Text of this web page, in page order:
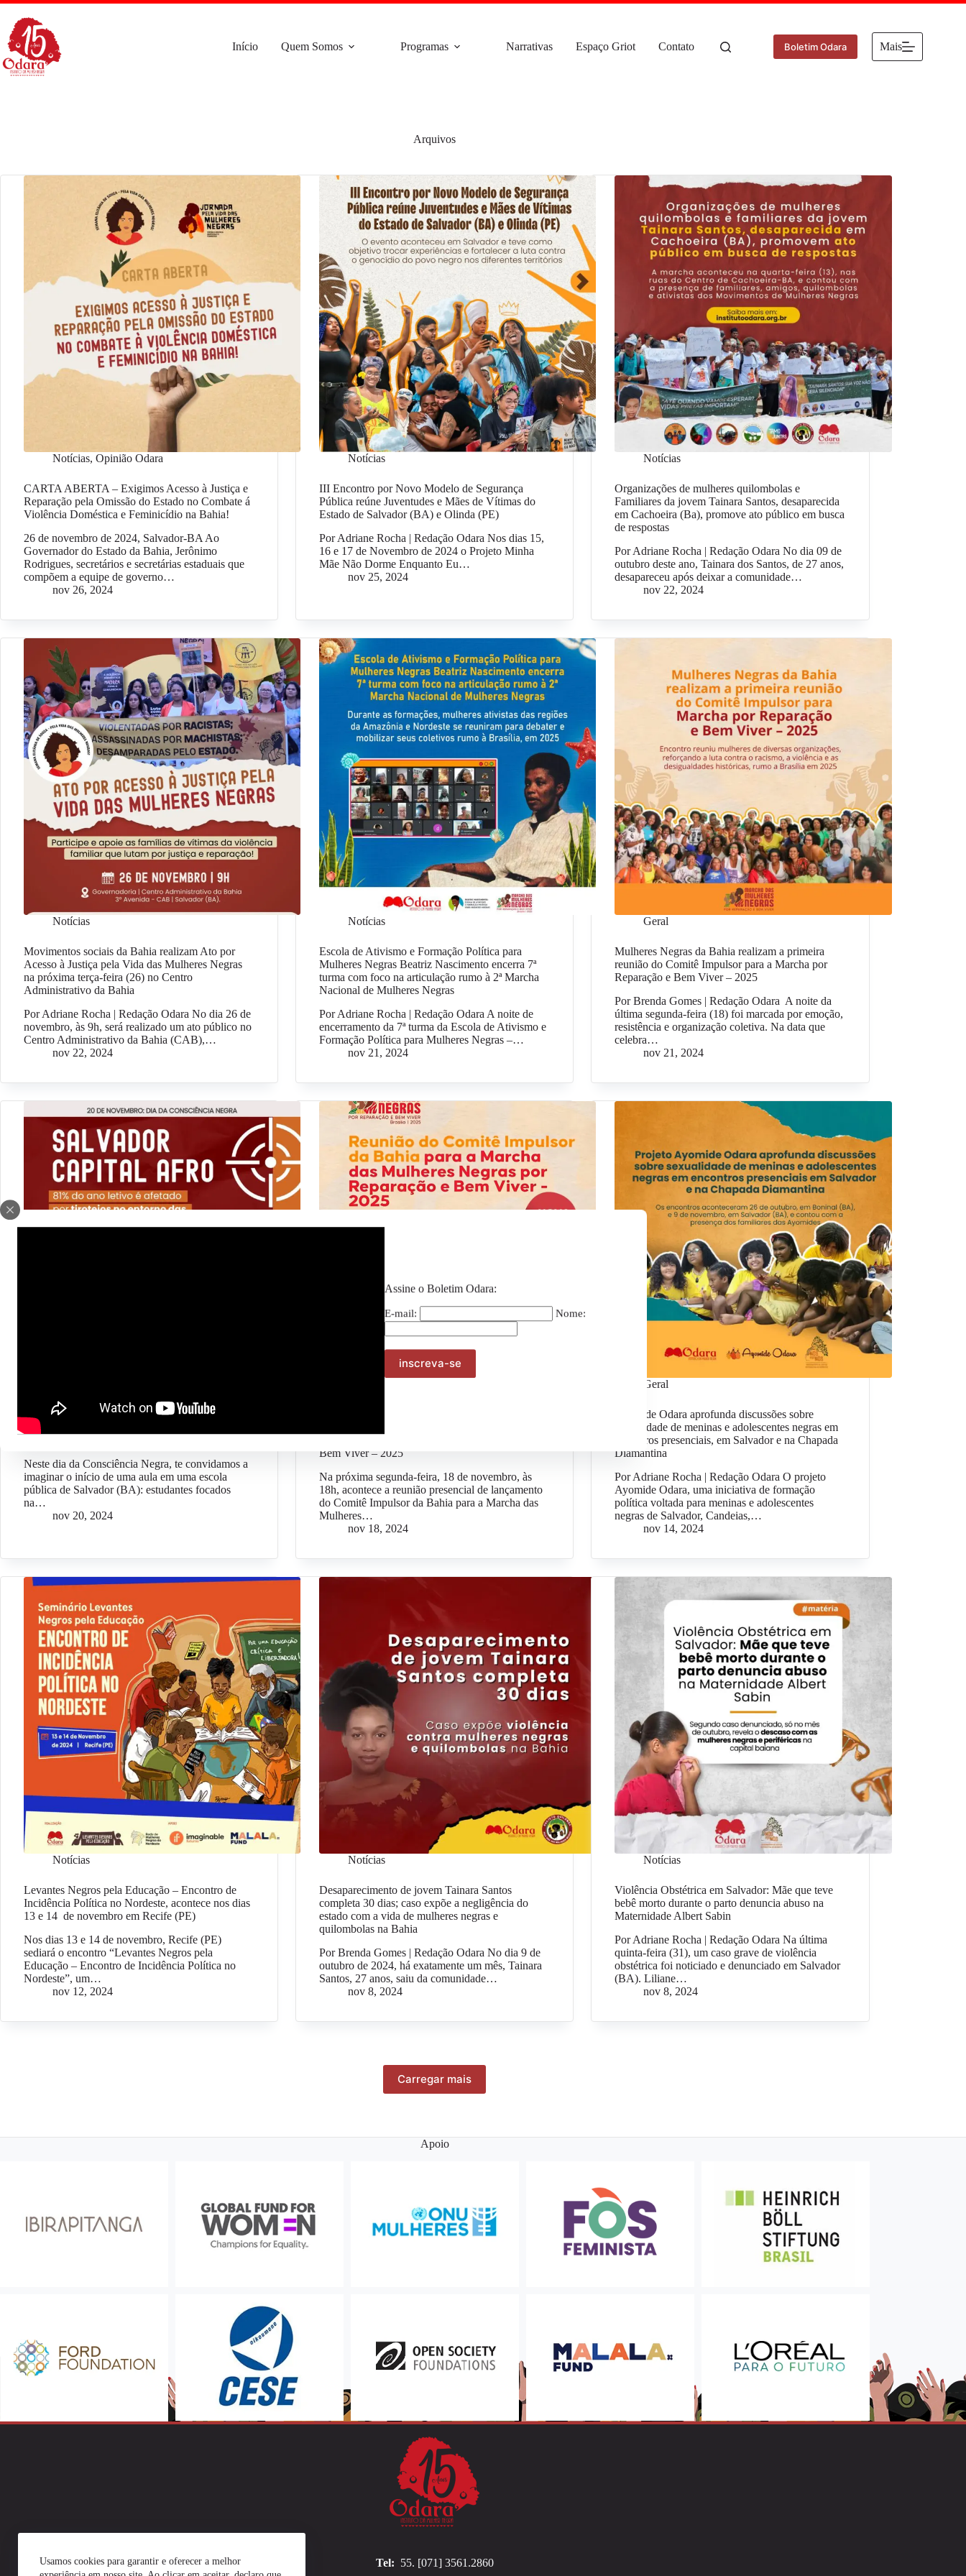
Pular
para
conteúdo
Assine o Boletim Odara:
E-mail: Nome:
Usamos cookies para garantir e oferecer a melhor
Início Quem Somos Programas Narrativas Espaço Griot Contato Boletim Odara Mais
Arquivos
Notícias, Opinião Odara
CARTA ABERTA – Exigimos Acesso à Justiça e
Reparação pela Omissão do Estado no Combate á
Violência Doméstica e Feminicídio na Bahia!
26 de novembro de 2024, Salvador-BA Ao
Governador do Estado da Bahia, Jerônimo
Rodrigues, secretários e secretárias estaduais que
compõem a equipe de governo…
nov 26, 2024
Notícias
III Encontro por Novo Modelo de Segurança
Pública reúne Juventudes e Mães de Vítimas do
Estado de Salvador (BA) e Olinda (PE)
Por Adriane Rocha | Redação Odara Nos dias 15,
16 e 17 de Novembro de 2024 o Projeto Minha
Mãe Não Dorme Enquanto Eu…
nov 25, 2024
Notícias
Organizações de mulheres quilombolas e
Familiares da jovem Tainara Santos, desaparecida
em Cachoeira (Ba), promove ato público em busca
de respostas
Por Adriane Rocha | Redação Odara No dia 09 de
outubro deste ano, Tainara dos Santos, de 27 anos,
desapareceu após deixar a comunidade…
nov 22, 2024
Notícias
Movimentos sociais da Bahia realizam Ato por
Acesso à Justiça pela Vida das Mulheres Negras
na próxima terça-feira (26) no Centro
Administrativo da Bahia
Por Adriane Rocha | Redação Odara No dia 26 de
novembro, às 9h, será realizado um ato público no
Centro Administrativo da Bahia (CAB),…
nov 22, 2024
Notícias
Escola de Ativismo e Formação Política para
Mulheres Negras Beatriz Nascimento encerra 7ª
turma com foco na articulação rumo à 2ª Marcha
Nacional de Mulheres Negras
Por Adriane Rocha | Redação Odara A noite de
encerramento da 7ª turma da Escola de Ativismo e
Formação Política para Mulheres Negras –…
nov 21, 2024
Geral
Mulheres Negras da Bahia realizam a primeira
reunião do Comitê Impulsor para a Marcha por
Reparação e Bem Viver – 2025
Por Brenda Gomes | Redação Odara A noite da
última segunda-feira (18) foi marcada por emoção,
resistência e organização coletiva. Na data que
celebra…
nov 21, 2024
#OpiniãoOdara – Salvador Capital Afro: 81% do
ano letivo é afetado por tiroteios no entorno das
Neste dia da Consciência Negra, te convidamos a
imaginar o início de uma aula em uma escola
pública de Salvador (BA): estudantes focados
na…
nov 20, 2024
Bem Viver – 2025
Na próxima segunda-feira, 18 de novembro, às
18h, acontece a reunião presencial de lançamento
do Comitê Impulsor da Bahia para a Marcha das
Mulheres…
nov 18, 2024
Geral
Ayomide Odara aprofunda discussões sobre
sexualidade de meninas e adolescentes negras em
encontros presenciais, em Salvador e na Chapada
Diamantina
Por Adriane Rocha | Redação Odara O projeto
Ayomide Odara, uma iniciativa de formação
política voltada para meninas e adolescentes
negras de Salvador, Candeias,…
nov 14, 2024
Notícias
Levantes Negros pela Educação – Encontro de
Incidência Política no Nordeste, acontece nos dias
13 e 14 de novembro em Recife (PE)
Nos dias 13 e 14 de novembro, Recife (PE)
sediará o encontro “Levantes Negros pela
Educação – Encontro de Incidência Política no
Nordeste”, um…
nov 12, 2024
Notícias
Desaparecimento de jovem Tainara Santos
completa 30 dias; caso expõe a negligência do
estado com a vida de mulheres negras e
quilombolas na Bahia
Por Brenda Gomes | Redação Odara No dia 9 de
outubro de 2024, há exatamente um mês, Tainara
Santos, 27 anos, saiu da comunidade…
nov 8, 2024
Notícias
Violência Obstétrica em Salvador: Mãe que teve
bebê morto durante o parto denuncia abuso na
Maternidade Albert Sabin
Por Adriane Rocha | Redação Odara Na última
quinta-feira (31), um caso grave de violência
obstétrica foi noticiado e denunciado em Salvador
(BA). Liliane…
nov 8, 2024
Carregar mais
Apoio
Tel: 55. [071] 3561.2860